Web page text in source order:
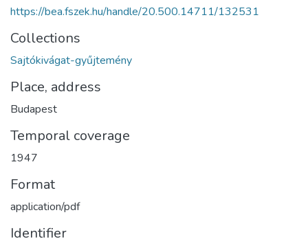
https://bea.fszek.hu/handle/20.500.14711/132531
Collections
Sajtókivágat-gyűjtemény
Place, address
Budapest
Temporal coverage
1947
Format
application/pdf
Identifier